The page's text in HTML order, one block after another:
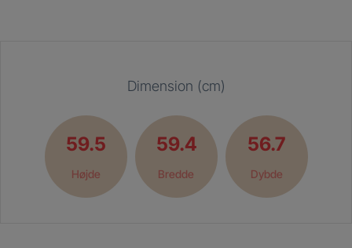
Dimension (cm)
59.5
Højde
59.4
Bredde
56.7
Dybde